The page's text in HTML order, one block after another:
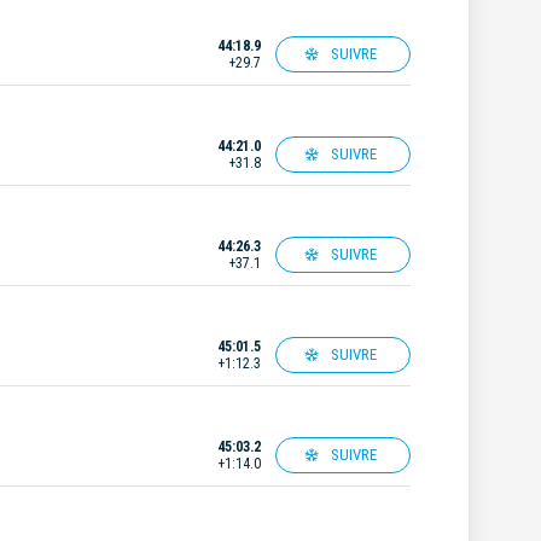
44:18.9
+29.7
SUIVRE
44:21.0
+31.8
SUIVRE
44:26.3
+37.1
SUIVRE
45:01.5
+1:12.3
SUIVRE
45:03.2
+1:14.0
SUIVRE